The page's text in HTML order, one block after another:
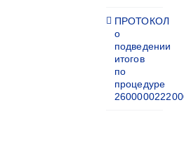
ПРОТОКОЛ
о
подведении
итогов
по
процедуре